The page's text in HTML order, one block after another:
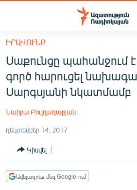
Մատչելիության
հիմնական
բովանդակությանը
հիմնական
մենյուին
ՀԱՅԱՍՏԱՆ
ՔԱՂԱՔԱԿԱՆ
ՏՆՏԵՍՈՒԹՅՈՒՆ
ՂԱՐԱԲԱՂ
ԻՐԱՎՈՒՆՔ
Սաքունցը պահանջում
գործ հարուցել
Սարգսյանի նկատմամբ
Նաիրա Բուլղադարյան
դեկտեմբեր 14, 2017
Կիսվել
Ավելացրեք մեզ Google-ում